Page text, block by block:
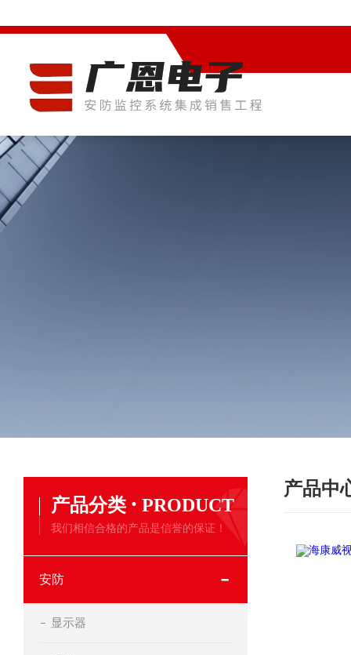
产品分类 · PRODUCT
我们相信合格的产品是信誉的保证！
安防
显示器
产品中